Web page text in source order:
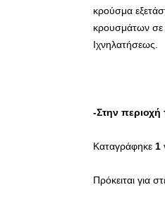
κρούσμα
κρουσμάτων σε
Ιχνηλατήσεως.
-Στην
Καταγράφηκε 1
Πρόκειται για